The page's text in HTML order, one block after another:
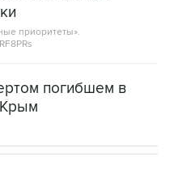
приоритеты».
погибшем в
Крым